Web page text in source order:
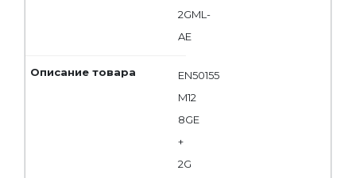
2GML-
AE
EN50155
M12
8GE
+
2G